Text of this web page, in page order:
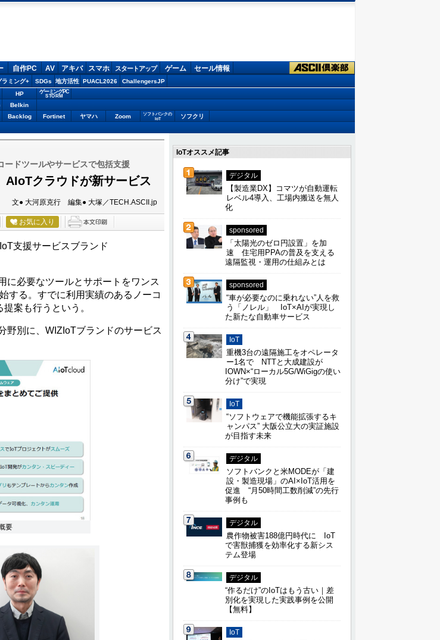
自作PC AV アキバ スマホ スタートアップ ゲーム セール情報
ラミング+ SDGs 地方活性 PUACL2026 ChallengersJP
HP ゲーミングPC
STORM
Belkin
Backlog Fortinet ヤマハ Zoom
ソフトバンクの
IoT
ソフクリ
ードツールやサービスで包括支援
クラウドが新サービス
文● 大河原克行 編集● 大塚／TECH.ASCII.jp
お気に入り
支援サービスブランド
必要なツールとサポートをワンス
する。すでに利用実績のあるノーコ
案も行うという。
別に、WIZIoTブランドのサービス
要
IoTオススメ記事
デジタル
【製造業DX】コマツが自動運転
レベル4導入、工場内搬送を無人
化
sponsored
「太陽光のゼロ円設置」を加
速 住宅用PPAの普及を支える
遠隔監視・運用の仕組みとは
sponsored
“車が必要なのに乗れない”人を救
う「ノレル」 IoT×AIが実現し
た新たな自動車サービス
IoT
重機3台の遠隔施工をオペレータ
ー1名で NTTと大成建設が
IOWN×“ローカル5G/WiGigの使い
分け”で実現
IoT
“ソフトウェアで機能拡張するキ
ャンパス” 大阪公立大の実証施設
が目指す未来
デジタル
ソフトバンクと米MODEが「建
設・製造現場」のAI×IoT活用を
促進 “月50時間工数削減”の先行
事例も
デジタル
農作物被害188億円時代に IoT
で害獣捕獲を効率化する新シス
テム登場
デジタル
“作るだけ”のIoTはもう古い｜差
別化を実現した実践事例を公開
【無料】
IoT